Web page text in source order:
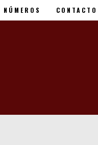
NÚMEROS CONTACTO